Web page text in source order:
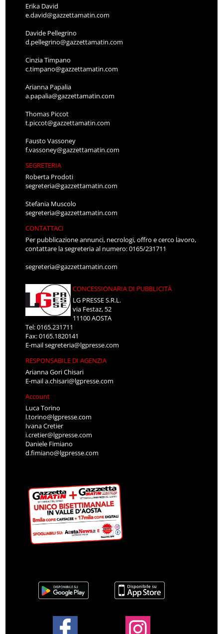
Erika David
e.david@gazzettamatin.com
Davide Pellegrino
d.pellegrino@gazzettamatin.com
Cinzia Timpano
c.timpano@gazzettamatin.com
Arianna Papalia
a.papalia@gazzettamatin.com
Thomas Piccot
t.piccot@gazzettamatin.com
Fausto Vassoney
f.vassoney@gazzettamatin.com
SEGRETERIA
Roberta Prodoti
segreteria@gazzettamatin.com
Stefania Muscolo
segreteria@gazzettamatin.com
CONTATTACI
Per pubblicazione annunci, necrologi, offro e cerco lavoro,
contattare la segreteria al numero: 0165/231711
segreteria@gazzettamatin.com
CONCESSIONARIA DI PUBBLICITÀ
LG PRESSE S.R.L.
via Festaz, 52
11100 AOSTA
Tel: 0165.231711
Fax: 0165.1820141
E-mailsegreteria@lgpresse.com
RESPONSABILE DI AGENZIA
Arianna Gori Chisari
E-maila.chisari@lgpresse.com
Account
Luca Torino
l.torino@lgpresse.com
Ivana Cretier
i.cretier@lgpresse.com
Daniele Fimiano
d.fimiano@lgpresse.com